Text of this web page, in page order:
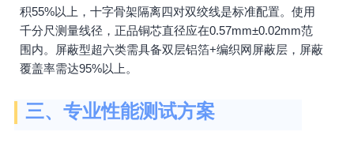
积55%以上，十字骨架隔离四对双绞线是标准配置。使用
千分尺测量线径，正品铜芯直径应在0.57mm±0.02mm范
围内。屏蔽型超六类需具备双层铝箔+编织网屏蔽层，屏蔽
覆盖率需达95%以上。
三、专业性能测试方案